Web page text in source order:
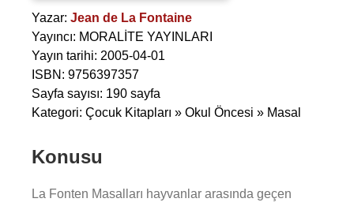
Yazar: Jean de La Fontaine
Yayıncı: MORALİTE YAYINLARI
Yayın tarihi: 2005-04-01
ISBN: 9756397357
Sayfa sayısı: 190 sayfa
Kategori: Çocuk Kitapları » Okul Öncesi » Masal
Konusu
La Fonten Masalları hayvanlar arasında geçen